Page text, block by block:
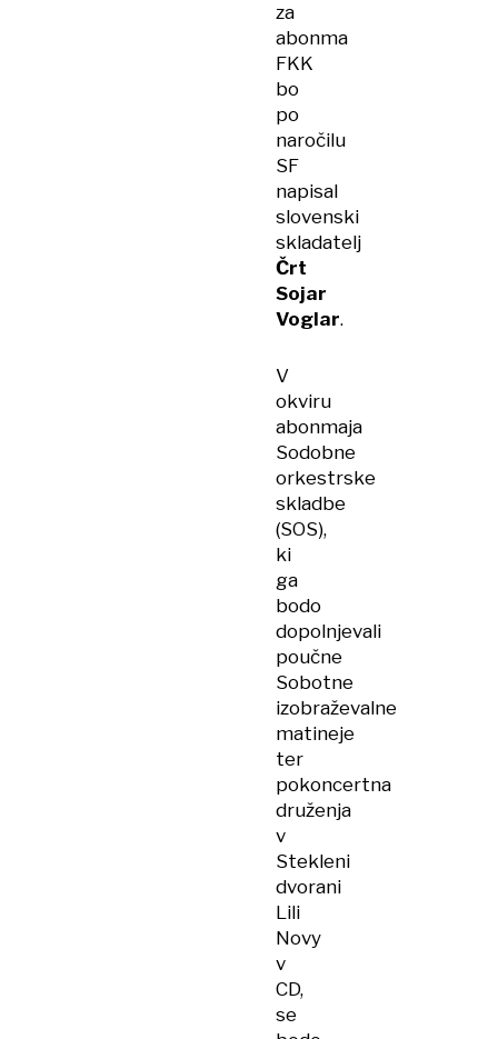
za
abonma
FKK
bo
po
naročilu
SF
napisal
slovenski
skladatelj
Črt
Sojar
Voglar.
V
okviru
abonmaja
Sodobne
orkestrske
skladbe
(SOS),
ki
ga
bodo
dopolnjevali
poučne
Sobotne
izobraževalne
matineje
ter
pokoncertna
druženja
v
Stekleni
dvorani
Lili
Novy
v
CD,
se